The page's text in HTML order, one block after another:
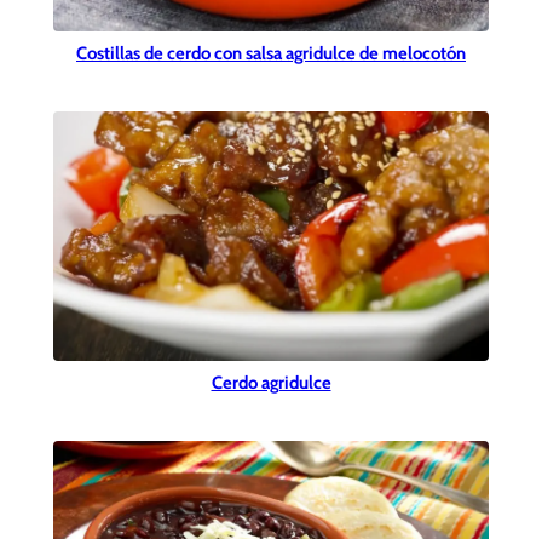
Costillas de cerdo con salsa agridulce de melocotón
Cerdo agridulce